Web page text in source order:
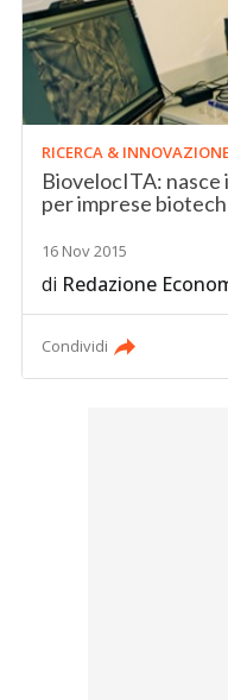
RICERCA &
BiovelocITA:
per imprese biotech
16 Nov 2015
di Redazione
Condividi